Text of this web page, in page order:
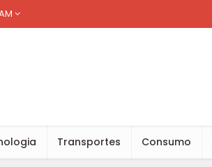
Transportes Consumo